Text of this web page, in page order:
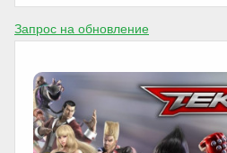
Запрос на обновление